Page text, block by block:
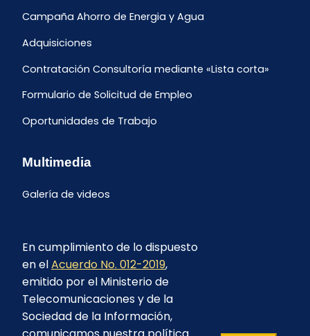
Campaña Ahorro de Energia y Agua
Adquisiciones
Contratación Consultoría mediante «Lista corta»
Formulario de Solicitud de Empleo
Oportunidades de Trabajo
Multimedia
Galería de videos
En cumplimiento de lo dispuesto
en elAcuerdo No. 012-2019,
emitido por el Ministerio de
Telecomunicaciones y de la
Sociedad de la Información,